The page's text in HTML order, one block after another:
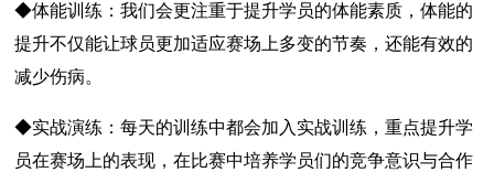
◆体能训练：我们会更注重于提升学员的体能素质，体能的
提升不仅能让球员更加适应赛场上多变的节奏，还能有效的
减少伤病。
◆实战演练：每天的训练中都会加入实战训练，重点提升学
员在赛场上的表现，在比赛中培养学员们的竞争意识与合作